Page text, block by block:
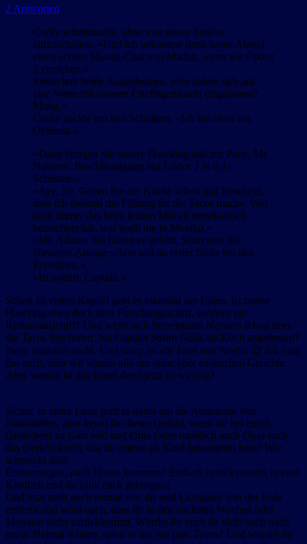
2 Antworten
Corby schmunzelte, ohne von seiner Station
aufzuschauen. »Und ich bekomme dann heute Abend
einen echten Masala-Chai von Madan, wenn wir Faktor
2 erreichen.«
Ström hob beide Augenbrauen. »Sie haben sich auf
eine Wette mit unserer Chefingenieurin eingelassen?
Mutig.«
Corby zuckte mit den Schultern. »Ich bin eben ein
Optimist.«
»Dann bringen Sie unsere Hawking mal zur Party, Mr.
Navarro. Beschleunigung auf Faktor 2 in 0,1-
Schritten.«
»Aye, Sir. Geben Sie der Küche schon mal Bescheid,
dass ich diesmal die Füllung für die Tacos mache. Wer
auch immer das beim letzten Mal als mexikanisch
bezeichnet hat, war noch nie in Mexiko.«
»Mr. Adams, Sie haben es gehört. Schreiben Sie
Navarros Ansage schon mal an erster Stelle bei den
Prioritäten.«
»Ist notiert, Captain.«
Schon im ersten Kapitel geht es zweimal um Essen. Ist meine
Hawking etwa doch kein Forschungsschiff, sondern ein
Restaurantschiff? Und wenn sich Steuermann Navarro schon über
die Tacos beschwert, hat Captain Ström Nelix als Koch angeheuert?
Nein, natürlich nicht. Und sorry an alle Fans von Neelix 😉 Ich mag
ihn auch, aber wir wissen alle um seine eher exotischen Gerichte.
Aber warum ist das Essen denn jetzt so wichtig?
Sicher, in erster Linie geht es dabei um die Aufnahme von
Nährstoffen, aber kennt ihr dieses Gefühl, wenn ihr bei euren
Großeltern zu Gast seid und Oma (oder natürlich auch Opa) euch
das Gericht kocht, das ihr immer als Kind bekommen habt? Wie
schmeckt das?
Erinnerungen, nach Hause kommen? Einfach zurückversetzt in eure
Kindheit und ihr fühlt euch geborgen?
Und jetzt stellt euch einmal vor, ihr seid Lichtjahre von der Erde
entfernt und wisst auch, dass ihr in den nächsten Wochen oder
Monaten nicht zurückkommt. Würdet ihr euch da nicht auch nach
etwas Heimat sehnen, seien es nur ein paar Tacos? Und würdet ihr